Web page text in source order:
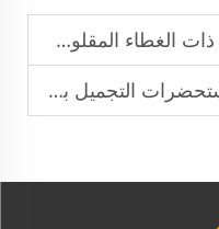
في مستلزمات السفر والفنادق؟
بحد أدنى من الكمية المطلوبة؟